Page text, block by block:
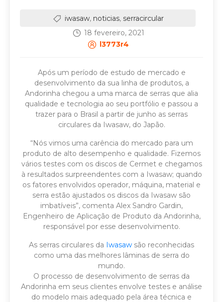
iwasaw, noticias, serracircular
18 fevereiro, 2021
l3773r4
Após um período de estudo de mercado e
desenvolvimento da sua linha de produtos, a
Andorinha chegou a uma marca de serras que alia
qualidade e tecnologia ao seu portfólio e passou a
trazer para o Brasil a partir de junho as serras
circulares da Iwasaw, do Japão.
“Nós vimos uma carência do mercado para um
produto de alto desempenho e qualidade. Fizemos
vários testes com os discos de Cermet e chegamos
à resultados surpreendentes com a Iwasaw; quando
os fatores envolvidos operador, máquina, material e
serra estão ajustados os discos da Iwasaw são
imbatíveis”, comenta Alex Sandro Gardin,
Engenheiro de Aplicação de Produto da Andorinha,
responsável por esse desenvolvimento.
As serras circulares da Iwasaw são reconhecidas
como uma das melhores lâminas de serra do
mundo.
O processo de desenvolvimento de serras da
Andorinha em seus clientes envolve testes e análise
do modelo mais adequado pela área técnica e